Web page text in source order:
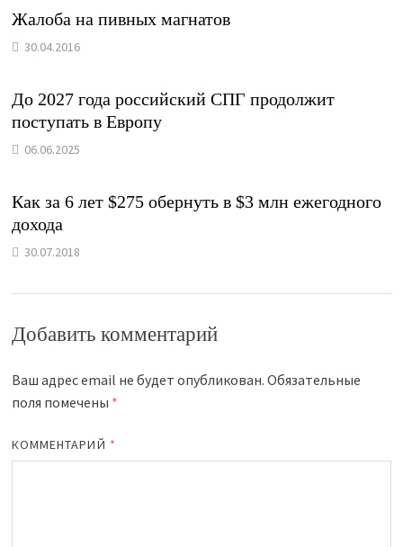
Жалоба на пивных магнатов
30.04.2016
До 2027 года российский СПГ продолжит
поступать в Европу
06.06.2025
Как за 6 лет $275 обернуть в $3 млн ежегодного
дохода
30.07.2018
Добавить комментарий
Ваш адрес email не будет опубликован. Обязательные
поля помечены *
КОММЕНТАРИЙ *